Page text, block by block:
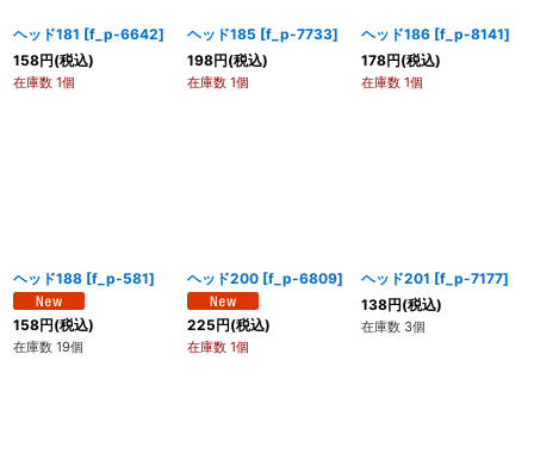
ヘッド181 [f_p-6642]
158円(税込)
在庫数 1個
ヘッド185 [f_p-7733]
198円(税込)
在庫数 1個
ヘッド186 [f_p-8141]
178円(税込)
在庫数 1個
ヘッド188 [f_p-581]
158円(税込)
在庫数 19個
ヘッド200 [f_p-6809]
225円(税込)
在庫数 1個
ヘッド201 [f_p-7177]
138円(税込)
在庫数 3個